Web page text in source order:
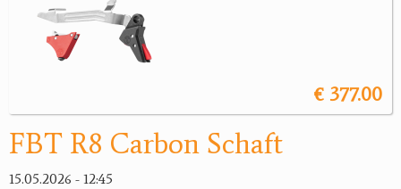
Zubehör
Jagdangebote
€ 377.00
FBT R8 Carbon Schaft
15.05.2026 - 12:45